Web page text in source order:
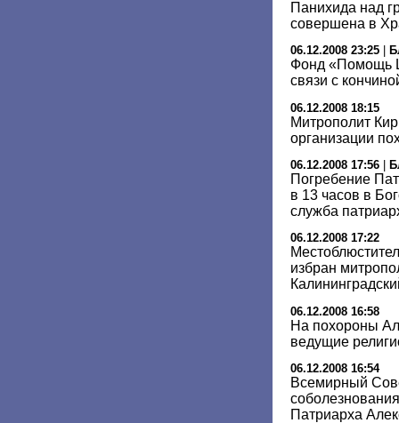
Панихида над
совершена в
06.12.2008 23:25
Фонд «Помощь
связи с
06.12.2008 18:15
Митрополит
организации
06.12.2008 17:56
Погребение
в 13 часов в
служба
06.12.2008 17:22
избран
06.12.2008 16:58
На похороны
ведущие
06.12.2008 16:54
Всемирный
Патриарха